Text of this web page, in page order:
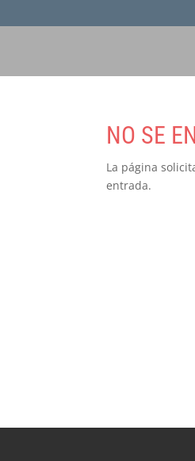
NO SE
La página
entrada.